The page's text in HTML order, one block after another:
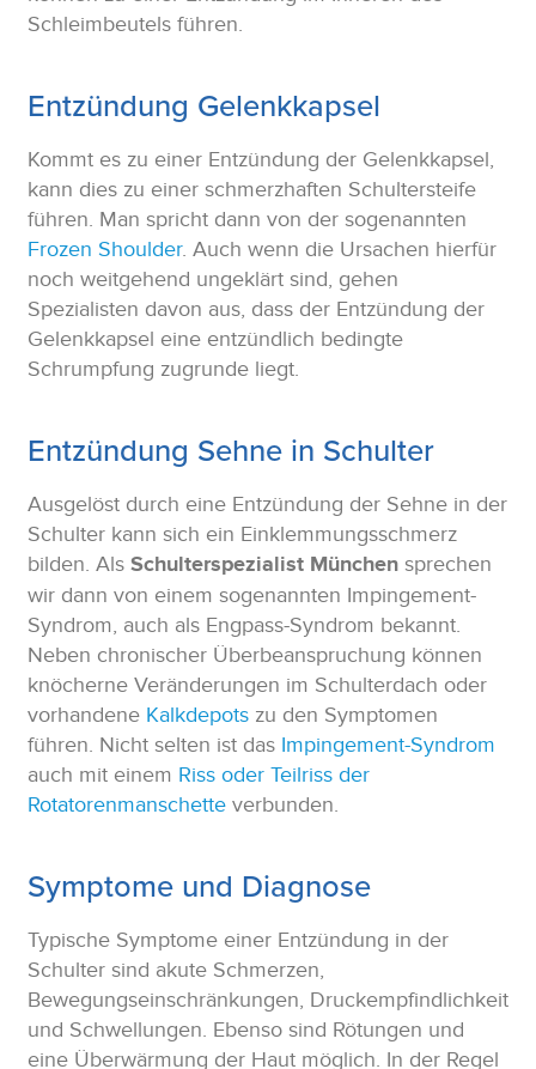
Schleimbeutels führen.
Entzündung Gelenkkapsel
Kommt es zu einer Entzündung der Gelenkkapsel,
kann dies zu einer schmerzhaften Schultersteife
führen. Man spricht dann von der sogenannten
Frozen Shoulder. Auch wenn die Ursachen hierfür
noch weitgehend ungeklärt sind, gehen
Spezialisten davon aus, dass der Entzündung der
Gelenkkapsel eine entzündlich bedingte
Schrumpfung zugrunde liegt.
Entzündung Sehne in Schulter
Ausgelöst durch eine Entzündung der Sehne in der
Schulter kann sich ein Einklemmungsschmerz
bilden. Als Schulterspezialist München sprechen
wir dann von einem sogenannten Impingement-
Syndrom, auch als Engpass-Syndrom bekannt.
Neben chronischer Überbeanspruchung können
knöcherne Veränderungen im Schulterdach oder
vorhandene Kalkdepots zu den Symptomen
führen. Nicht selten ist das Impingement-Syndrom
auch mit einem Riss oder Teilriss der
Rotatorenmanschette verbunden.
Symptome und Diagnose
Typische Symptome einer Entzündung in der
Schulter sind akute Schmerzen,
Bewegungseinschränkungen, Druckempfindlichkeit
und Schwellungen. Ebenso sind Rötungen und
eine Überwärmung der Haut möglich. In der Regel